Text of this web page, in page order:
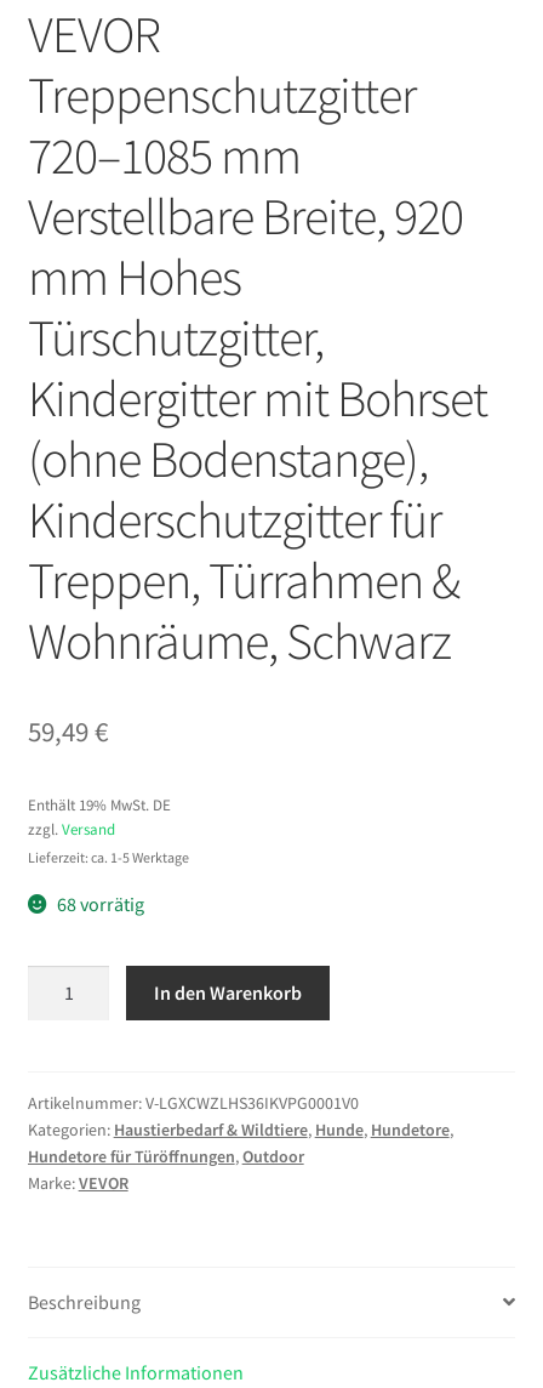
VEVOR
Treppenschutzgitter
720–1085 mm
Verstellbare Breite, 920
mm Hohes
Türschutzgitter,
Kindergitter mit Bohrset
(ohne Bodenstange),
Kinderschutzgitter für
Treppen, Türrahmen &
Wohnräume, Schwarz
59,49€
Enthält 19% MwSt. DE
zzgl. Versand
Lieferzeit: ca. 1-5 Werktage
68 vorrätig
mm
Verstellbare
Breite,
920
Kindergitter
Bohrset
In den Warenkorb
Artikelnummer:V-LGXCWZLHS36IKVPG0001V0
Kategorien: Haustierbedarf & Wildtiere, Hunde, Hundetore,
Hundetore für Türöffnungen,Outdoor
Marke:VEVOR
Beschreibung
Zusätzliche Informationen